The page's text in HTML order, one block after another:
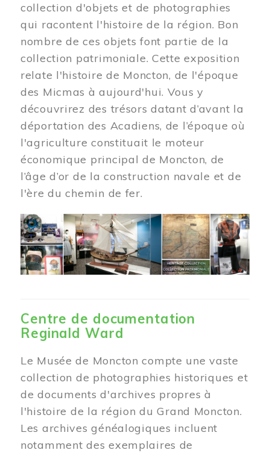
collection d'objets et de photographies
qui racontent l'histoire de la région. Bon
nombre de ces objets font partie de la
collection patrimoniale. Cette exposition
relate l'histoire de Moncton, de l'époque
des Micmas à aujourd'hui. Vous y
découvrirez des trésors datant d’avant la
déportation des Acadiens, de l’époque où
l'agriculture constituait le moteur
économique principal de Moncton, de
l’âge d’or de la construction navale et de
l'ère du chemin de fer.
Centre de documentation
Reginald Ward
Le Musée de Moncton compte une vaste
collection de photographies historiques et
de documents d'archives propres à
l'histoire de la région du Grand Moncton.
Les archives généalogiques incluent
notamment des exemplaires de